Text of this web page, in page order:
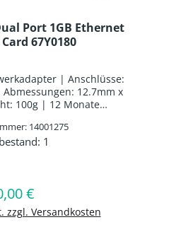
Port 1GB Ethernet
67Y0180
14001275
1
Preis:
€
zzgl. Versandkosten
Gib den